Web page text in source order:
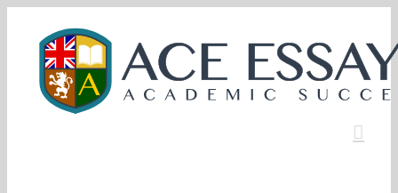
content